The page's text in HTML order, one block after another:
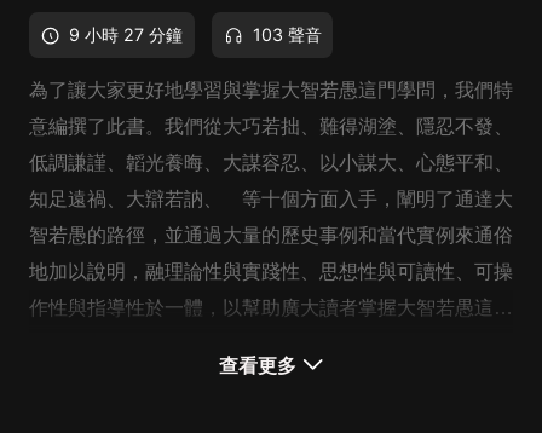
9 小時 27 分鐘 103 聲音
為了讓大家更好地學習與掌握大智若愚這門學問，我們特
意編撰了此書。我們從大巧若拙、難得湖塗、隱忍不發、
低調謙謹、韜光養晦、大謀容忍、以小謀大、心態平和、
知足遠禍、大辯若訥、 等十個方面入手，闡明了通達大
智若愚的路徑，並通過大量的歷史事例和當代實例來通俗
地加以說明，融理論性與實踐性、思想性與可讀性、可操
作性與指導性於一體，以幫助廣大讀者掌握大智若愚這門
保身，安身立命，在復雜詭異的人生路上進退自如，繞開
查看更多